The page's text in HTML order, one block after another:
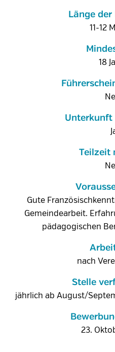
Länge
11-12
18
Unterkunft
Teilzeit
Gute
Gemeindearbeit.
pädagogischen
nach
Stelle
jährlich ab August/
23.